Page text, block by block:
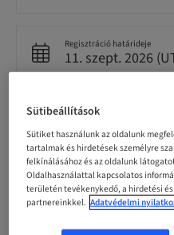
Regisztráció határideje
11. szept. 2026
Résztvevőnkénti ár (helyi
EUR 79.00
Nyelv
German
Sütibeállítások
Sütiket használunk az oldalunk
tartalmak és hirdetések személyre
felkínálásához és az oldalunk
Oldalhasználattal kapcsolatos
területén tevékenykedő, a hirdetési
partnereinkkel. Adatvédelmi